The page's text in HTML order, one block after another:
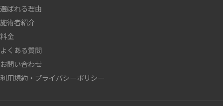
選ばれる理由
施術者紹介
料金
よくある質問
お問い合わせ
利用規約・プライバシーポリシー